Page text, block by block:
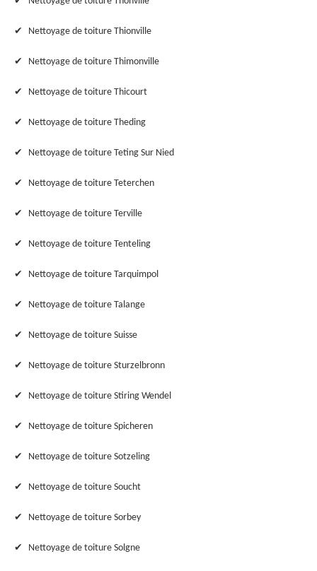
Nettoyage de toiture Thionville
Nettoyage de toiture Thimonville
Nettoyage de toiture Thicourt
Nettoyage de toiture Theding
Nettoyage de toiture Teting Sur Nied
Nettoyage de toiture Teterchen
Nettoyage de toiture Terville
Nettoyage de toiture Tenteling
Nettoyage de toiture Tarquimpol
Nettoyage de toiture Talange
Nettoyage de toiture Suisse
Nettoyage de toiture Sturzelbronn
Nettoyage de toiture Stiring Wendel
Nettoyage de toiture Spicheren
Nettoyage de toiture Sotzeling
Nettoyage de toiture Soucht
Nettoyage de toiture Sorbey
Nettoyage de toiture Solgne